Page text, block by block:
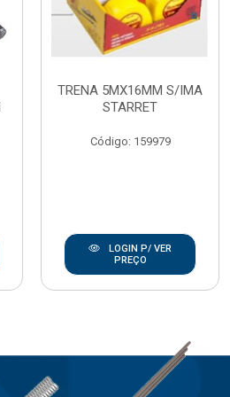
TRENA 5MX16MM S/IMA
STARRET
Código: 159979
LOGIN P/ VER
PREÇO